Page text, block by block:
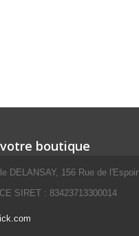
boutique
DELANSAY, 156 Rue de l'Espoir
SIRET : 83423713300014